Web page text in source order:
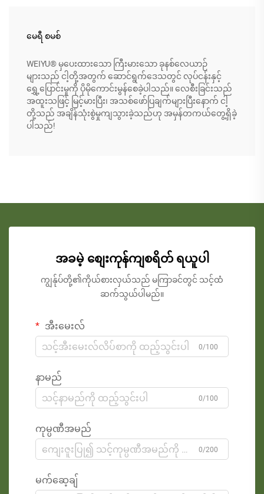
မေရီ စမစ်
WEIYU® မှပေးထားသော ကြီးမားသော ခုနစ်လေယာဉ်
များသည် ငါ့တို့အတွက် ဆောင်ရွက်ဒေသတွင် လုပ်ငန်းနှင့်
ရွှေ့ပြောင်းမှုကို ပိုမိုကောင်းမွန်စေခဲ့ပါသည်။ လေစီးခြင်းသည်
အထူးသဖြင့် မြင့်မားပြီး၊ အသစ်ဖော်ပြချက်များပြီးနောက် ငါ့
တို့သည် အချိန်သုံးစွဲမှုကျသွားခဲ့သည်ဟု အမှန်တကယ်တွေ့ရှိခဲ့
ပါသည်!
အခမဲ့ စျေးကုန်ကျစရိတ် ရယူပါ
ကျွန်ုပ်တို့၏ကိုယ်စားလှယ်သည် မကြာခင်တွင် သင့်ထံ
ဆက်သွယ်ပါမည်။
အီးမေးလ်
0/100
နာမည်
0/100
ကုမ္ပဏီအမည်
0/200
မက်ဆေ့ချ်